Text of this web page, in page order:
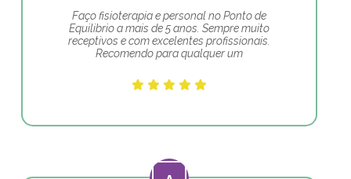
Faço fisioterapia e personal no Ponto de
Equilibrio a mais de 5 anos. Sempre muito
receptivos e com excelentes profissionais.
Recomendo para qualquer um